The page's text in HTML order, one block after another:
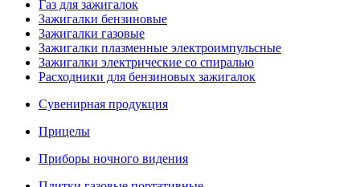
Газ для зажигалок
Зажигалки бензиновые
Зажигалки газовые
Зажигалки плазменные электроимпульсные
Зажигалки электрические со спиралью
Расходники для бензиновых зажигалок
Сувенирная продукция
Прицелы
Приборы ночного видения